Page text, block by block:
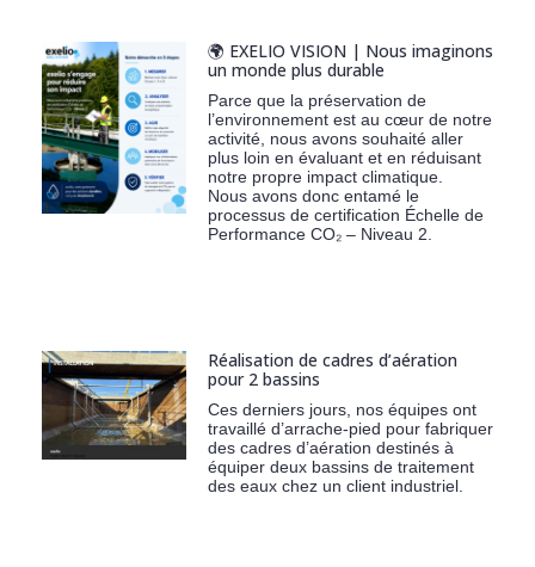
🌍 EXELIO VISION | Nous imaginons
un monde plus durable
Parce que la préservation de
l’environnement est au cœur de notre
activité, nous avons souhaité aller
plus loin en évaluant et en réduisant
notre propre impact climatique.
Nous avons donc entamé le
processus de certification Échelle de
Performance CO₂ – Niveau 2.
Réalisation de cadres d’aération
pour 2 bassins
Ces derniers jours, nos équipes ont
travaillé d’arrache-pied pour fabriquer
des cadres d’aération destinés à
équiper deux bassins de traitement
des eaux chez un client industriel.